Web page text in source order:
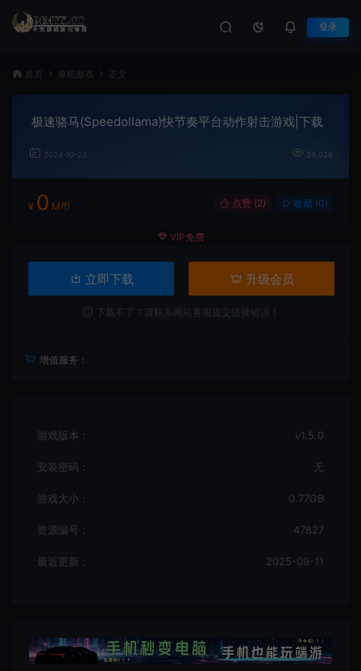
登录
首页 单机游戏 正文
极速骆马(Speedollama)快节奏平台动作射击游戏|下载
2024-10-23 24,026
¥ 0 M币 点赞 (2) 收藏 (0)
VIP免费
立即下载 升级会员
下载不了？请联系网站客服提交链接错误！
增值服务：
游戏版本： v1.5.0
安装密码： 无
游戏大小： 0.77GB
资源编号： 47827
最近更新： 2025-09-11